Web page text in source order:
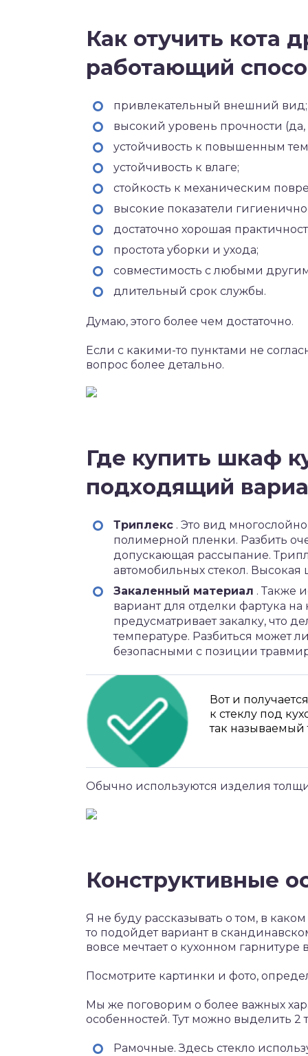
Как отучить кота
работающий
привлекательный внешний вид;
высокий уровень прочности (да,
устойчивость к повышенным
устойчивость к влаге;
стойкость к механическим
высокие показатели
достаточно хорошая
простота уборки и ухода;
совместимость с любыми
длительный срок службы.
Думаю, этого более чем достаточно.
Если с какими-то пунктами не
вопрос более детально.
Где купить шкаф
подходящий
Триплекс . Это вид
полимерной пленки. Разбить
допускающая рассыпание.
автомобильных стекол. Высокая
Закаленный материал . Также
вариант для отделки фартука на
предусматривает закалку, что
температуре. Разбиться может
безопасными с позиции
Вот и
к стеклу под
так называемый
Обычно используются изделия
Конструктивные
Я не буду рассказывать о том, в
то подойдет вариант в
вовсе мечтает о кухонном гарнитуре
Посмотрите картинки и фото,
Мы же поговорим о более важных
особенностей. Тут можно выделить 2
Рамочные. Здесь стекло